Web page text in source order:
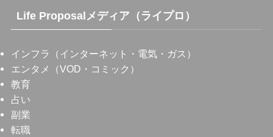
Life Proposalメディア（ライプロ）
インフラ（インターネット・電気・ガス）
エンタメ（VOD・コミック）
教育
占い
副業
転職